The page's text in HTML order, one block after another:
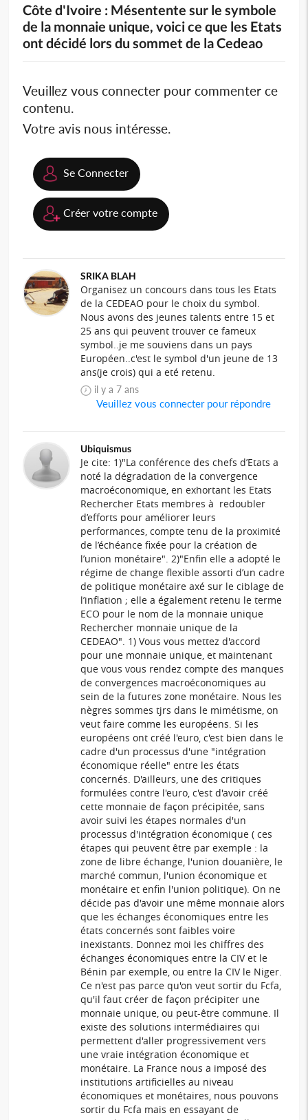
Côte d'Ivoire : Mésentente sur le symbole
de la monnaie unique, voici ce que les Etats
ont décidé lors du sommet de la Cedeao
Veuillez vous connecter pour commenter ce
contenu.
Votre avis nous intéresse.
Se Connecter
Créer votre compte
SRIKA BLAH
Organisez un concours dans tous les Etats
de la CEDEAO pour le choix du symbol.
Nous avons des jeunes talents entre 15 et
25 ans qui peuvent trouver ce fameux
symbol..je me souviens dans un pays
Européen..c'est le symbol d'un jeune de 13
ans(je crois) qui a eté retenu.
il y a 7 ans
Veuillez vous connecter pour répondre
Ubiquismus
Je cite: 1)"La conférence des chefs d’Etats a
noté la dégradation de la convergence
macroéconomique, en exhortant les Etats
Rechercher Etats membres à redoubler
d’efforts pour améliorer leurs
performances, compte tenu de la proximité
de l’échéance fixée pour la création de
l’union monétaire". 2)"Enfin elle a adopté le
régime de change flexible assorti d’un cadre
de politique monétaire axé sur le ciblage de
l’inflation ; elle a également retenu le terme
ECO pour le nom de la monnaie unique
Rechercher monnaie unique de la
CEDEAO". 1) Vous vous mettez d'accord
pour une monnaie unique, et maintenant
que vous vous rendez compte des manques
de convergences macroéconomiques au
sein de la futures zone monétaire. Nous les
nègres sommes tjrs dans le mimétisme, on
veut faire comme les européens. Si les
européens ont créé l'euro, c'est bien dans le
cadre d'un processus d'une "intégration
économique réelle" entre les états
concernés. D'ailleurs, une des critiques
formulées contre l'euro, c'est d'avoir créé
cette monnaie de façon précipitée, sans
avoir suivi les étapes normales d'un
processus d'intégration économique ( ces
étapes qui peuvent être par exemple : la
zone de libre échange, l'union douanière, le
marché commun, l'union économique et
monétaire et enfin l'union politique). On ne
décide pas d'avoir une même monnaie alors
que les échanges économiques entre les
états concernés sont faibles voire
inexistants. Donnez moi les chiffres des
échanges économiques entre la CIV et le
Bénin par exemple, ou entre la CIV le Niger.
Ce n'est pas parce qu'on veut sortir du Fcfa,
qu'il faut créer de façon précipiter une
monnaie unique, ou peut-être commune. Il
existe des solutions intermédiaires qui
permettent d'aller progressivement vers
une vraie intégration économique et
monétaire. La France nous a imposé des
institutions artificielles au niveau
économiques et monétaires, nous pouvons
sortir du Fcfa mais en essayant de